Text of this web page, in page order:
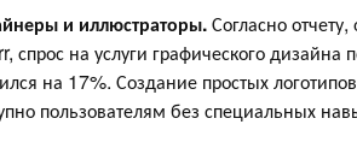
и иллюстраторы.Согласно
спрос на услуги графического
на 17%. Создание простых
пользователям без специальных